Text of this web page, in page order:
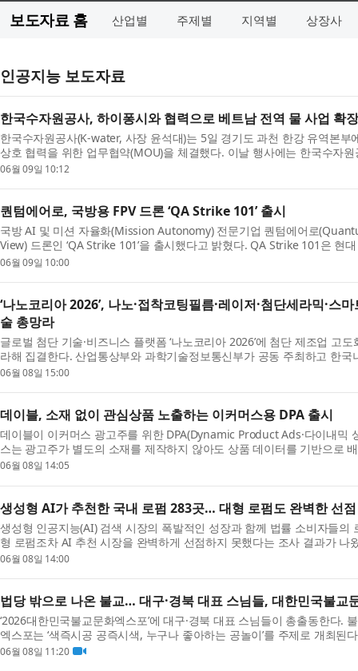
보도자료 홈 산업별 주제별 지역별 상장사
인공지능 보도자료
한국수자원공사, 하이퐁시와 협력으로 베트남 전역 물 사업 확
한국수자원공사(K-water, 사장 윤석대)는 5일 경기도 과천 한강 유역본
상호 협력을 위한 업무협약(MOU)을 체결했다. 이날 행사에는 한국수자
06월 09일 10:12
퀀텀에어로, 국방용 FPV 드론 ‘QA Strike 101’ 출시
국방 AI 및 미션 자율화(Mission Autonomy) 전문기업 퀀텀에어로
View) 드론인 ‘QA Strike 101’을 출시했다고 밝혔다. QA Strike 101은 현
06월 09일 10:00
‘나노코리아 2026’, 나노·접착코팅필름·레이저·첨단세라믹·스
술 총망라
글로벌 첨단 기술·비즈니스 플랫폼 ‘나노코리아 2026’에 첨단 제조업 고
라해 집결한다. 산업통상부와 과학기술정보통신부가 공동 주최하고 한
06월 08일 15:00
데이블, 소재 없이 관심상품 노출하는 이커머스용 DPA 출시
데이블이 이커머스 광고주를 위한 DPA(Dynamic Product Ads·다이내믹
스는 광고주가 별도의 소재를 제작하지 않아도 상품 데이터를 기반으로
06월 08일 14:05
생성형 AI가 추천한 국내 로펌 283곳… 대형 로펌도 완벽한 선
생성형 인공지능(AI) 검색 시장의 폭발적인 성장과 함께 법률 소비자들
형 로펌조차 AI 추천 시장을 완벽하게 선점하지 못했다는 조사 결과가 나
06월 08일 14:00
법당 밖으로 나온 불교… 대구·경북 대표 스님들, 대한민국불교
‘2026대한민국불교문화엑스포’에 대구·경북 대표 스님들이 총출동한다.
엑스포는 ‘색즉시공 공즉시색, 누구나 좋아하는 공놀이’를 주제로 개최된
06월 08일 11:20